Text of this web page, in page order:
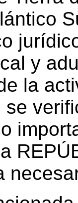
y
la
se